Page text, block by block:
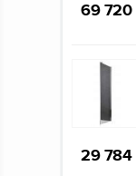
69 720
29 784